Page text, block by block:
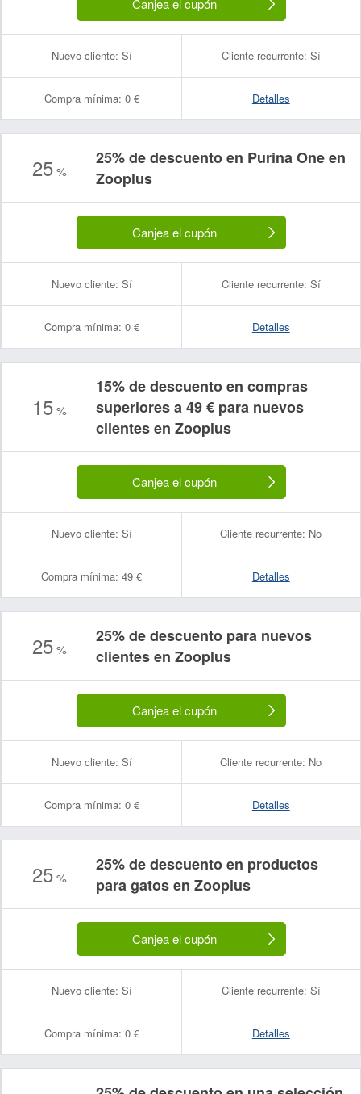
Canjea el cupón
Nuevo cliente: Sí Cliente recurrente: Sí
Compra mínima: 0 € Detalles
25 %
25% de descuento en Purina One en
Zooplus
Canjea el cupón
Nuevo cliente: Sí Cliente recurrente: Sí
Compra mínima: 0 € Detalles
15 %
15% de descuento en compras
superiores a 49 € para nuevos
clientes en Zooplus
Canjea el cupón
Nuevo cliente: Sí Cliente recurrente: No
Compra mínima: 49 € Detalles
25 %
25% de descuento para nuevos
clientes en Zooplus
Canjea el cupón
Nuevo cliente: Sí Cliente recurrente: No
Compra mínima: 0 € Detalles
25 %
25% de descuento en productos
para gatos en Zooplus
Canjea el cupón
Nuevo cliente: Sí Cliente recurrente: Sí
Compra mínima: 0 € Detalles
Correo electrónico: